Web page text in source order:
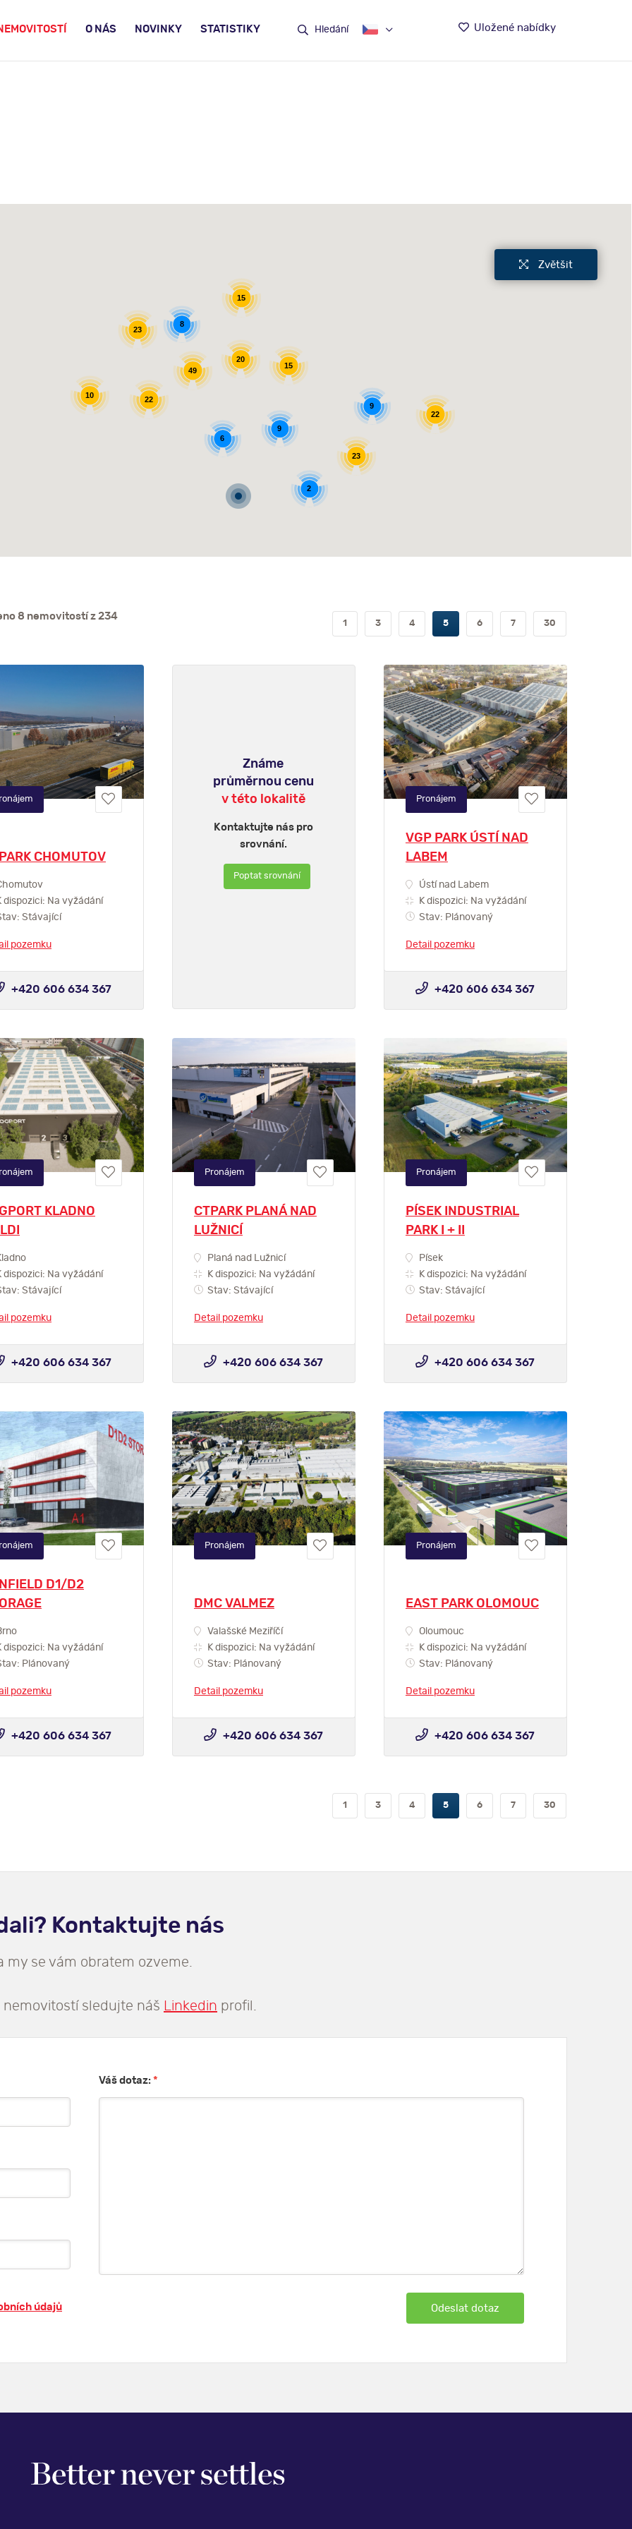
Uložené nabídky
O NÁS NOVINKY STATISTIKY Hledání
49
22
15
15
20
23
9
10
9
23
6
22
2
8
Zvětšit
8 nemovitostí z 234
1 3 4 5 6 7 30
CHOMUTOV
dispozici: Na vyžádání
Stávající
pozemku
+420 606 634 367
Známe
průměrnou cenu
v této lokalitě
Kontaktujte nás pro
srovnání.
Poptat srovnání
VGP PARK ÚSTÍ NAD
LABEM
Ústí nad Labem
K dispozici: Na vyžádání
Stav: Plánovaný
Detail pozemku
Pronájem
+420 606 634 367
KLADNO
dispozici: Na vyžádání
Stávající
pozemku
+420 606 634 367
CTPARK PLANÁ NAD
LUŽNICÍ
Planá nad Lužnicí
K dispozici: Na vyžádání
Stav: Stávající
Detail pozemku
Pronájem
+420 606 634 367
PÍSEK INDUSTRIAL
PARK I + II
Písek
K dispozici: Na vyžádání
Stav: Stávající
Detail pozemku
Pronájem
+420 606 634 367
D1/D2
dispozici: Na vyžádání
Plánovaný
pozemku
+420 606 634 367
DMC VALMEZ
Valašské Meziříčí
K dispozici: Na vyžádání
Stav: Plánovaný
Detail pozemku
Pronájem
+420 606 634 367
EAST PARK OLOMOUC
Oloumouc
K dispozici: Na vyžádání
Stav: Plánovaný
Detail pozemku
Pronájem
+420 606 634 367
1 3 4 5 6 7 30
Kontaktujte nás
se vám obratem ozveme.
sledujte náš Linkedin profil.
Váš dotaz:*
údajů